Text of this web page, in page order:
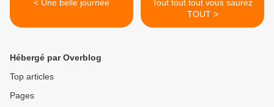
< Une belle journée
Tout tout tout vous saurez
TOUT >
Hébergé par Overblog
Top articles
Pages